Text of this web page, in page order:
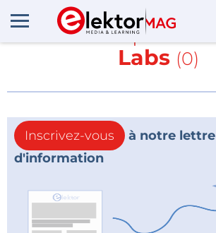
En savoir plus sur
Labs (0)
Inscrivez-vous
à notre lettre
d'information